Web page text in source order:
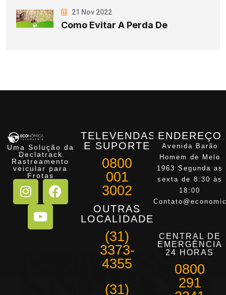
21 Nov 2022
Como Evitar A Perda De
Uma Solução da
Declatrack
Rastreamento
veicular para
Frotas
TELEVENDAS
E SUPORTE
0800
001
3002
OUTRAS
LOCALIDADES
(31)
3373-
4355
(31)
ENDEREÇO
Avenida Barão
Homem de Melo
1963 Segunda as
sexta de 8:30 às
18:00
CENTRAL DE
EMERGÊNCIA
24 HORAS
0800
291